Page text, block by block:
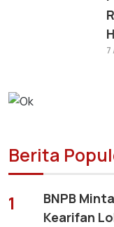
Berita
1
BNPB
Kearifan